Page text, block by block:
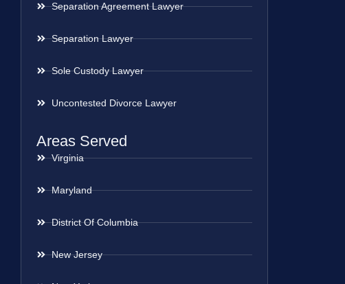
Separation Agreement Lawyer
Separation Lawyer
Sole Custody Lawyer
Uncontested Divorce Lawyer
Areas Served
Virginia
Maryland
District Of Columbia
New Jersey